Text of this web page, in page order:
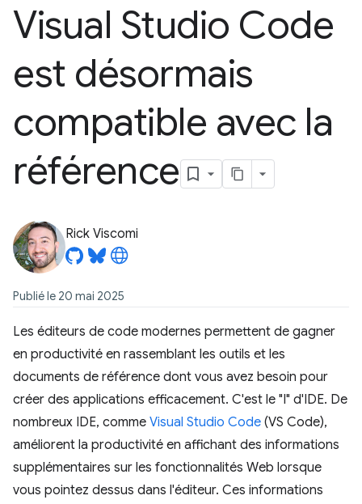
Visual Studio Code
est désormais
compatible avec la
référence
Rick Viscomi
Publié le 20 mai 2025
Les éditeurs de code modernes permettent de gagner
en productivité en rassemblant les outils et les
documents de référence dont vous avez besoin pour
créer des applications efficacement. C'est le "I" d'IDE. De
nombreux IDE, comme Visual Studio Code (VS Code),
améliorent la productivité en affichant des informations
supplémentaires sur les fonctionnalités Web lorsque
vous pointez dessus dans l'éditeur. Ces informations